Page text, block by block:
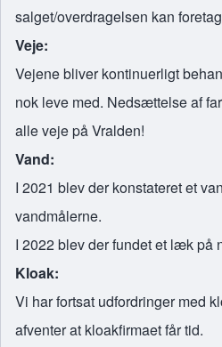
salget/overdragelsen kan
Veje:
Vejene bliver kontinuerligt
nok leve med. Nedsættelse af
alle veje på Vralden!
Vand:
I 2021 blev der konstateret et
vandmålerne.
I 2022 blev der fundet et læk på
Kloak:
Vi har fortsat udfordringer med
afventer at kloakfirmaet får tid.